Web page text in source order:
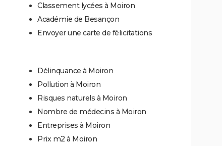
Classement lycées à Moiron
Académie de Besançon
Envoyer une carte de félicitations
Délinquance à Moiron
Pollution à Moiron
Risques naturels à Moiron
Nombre de médecins à Moiron
Entreprises à Moiron
Prix m2 à Moiron